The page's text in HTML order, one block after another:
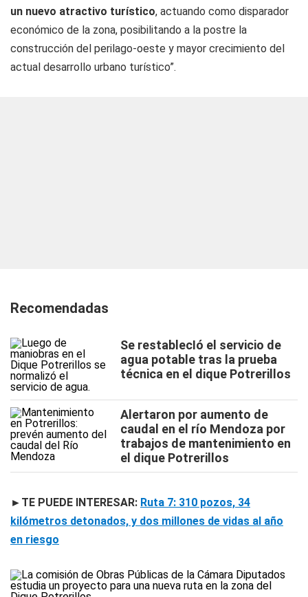
un nuevo atractivo turístico, actuando como disparador
económico de la zona, posibilitando a la postre la
construcción del perilago-oeste y mayor crecimiento del
actual desarrollo urbano turístico”.
Recomendadas
Se restablecIó el servicio de
agua potable tras la prueba
técnica en el dique Potrerillos
Alertaron por aumento de
caudal en el río Mendoza por
trabajos de mantenimiento en
el dique Potrerillos
►TE PUEDE INTERESAR: Ruta 7: 310 pozos, 34
kilómetros detonados, y dos millones de vidas al año
en riesgo